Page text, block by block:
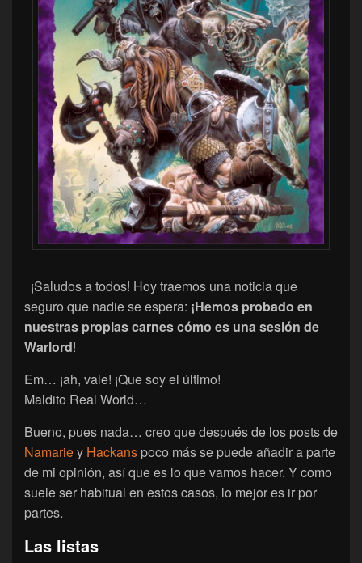
¡Saludos a todos! Hoy traemos una noticia que
seguro que nadie se espera: ¡Hemos probado en
nuestras propias carnes cómo es una sesión de
Warlord!
Em… ¡ah, vale! ¡Que soy el último!
Maldito Real World…
Bueno, pues nada… creo que después de los posts de
Namariey Hackans poco más se puede añadir a parte
de mi opinión, así que es lo que vamos hacer. Y como
suele ser habitual en estos casos, lo mejor es ir por
partes.
Las listas